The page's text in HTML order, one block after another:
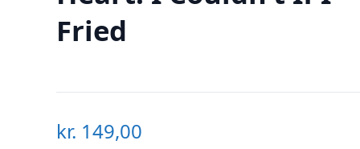
Fried
kr. 149,00